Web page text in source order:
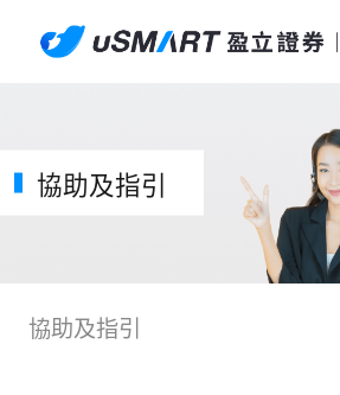
協助及指引
協助及指引